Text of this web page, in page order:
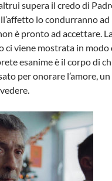
supera il credo di
lo condurranno ad
è pronto ad accettare.
ci viene mostrata in
esanime è il corpo di
per onorare l’amore,